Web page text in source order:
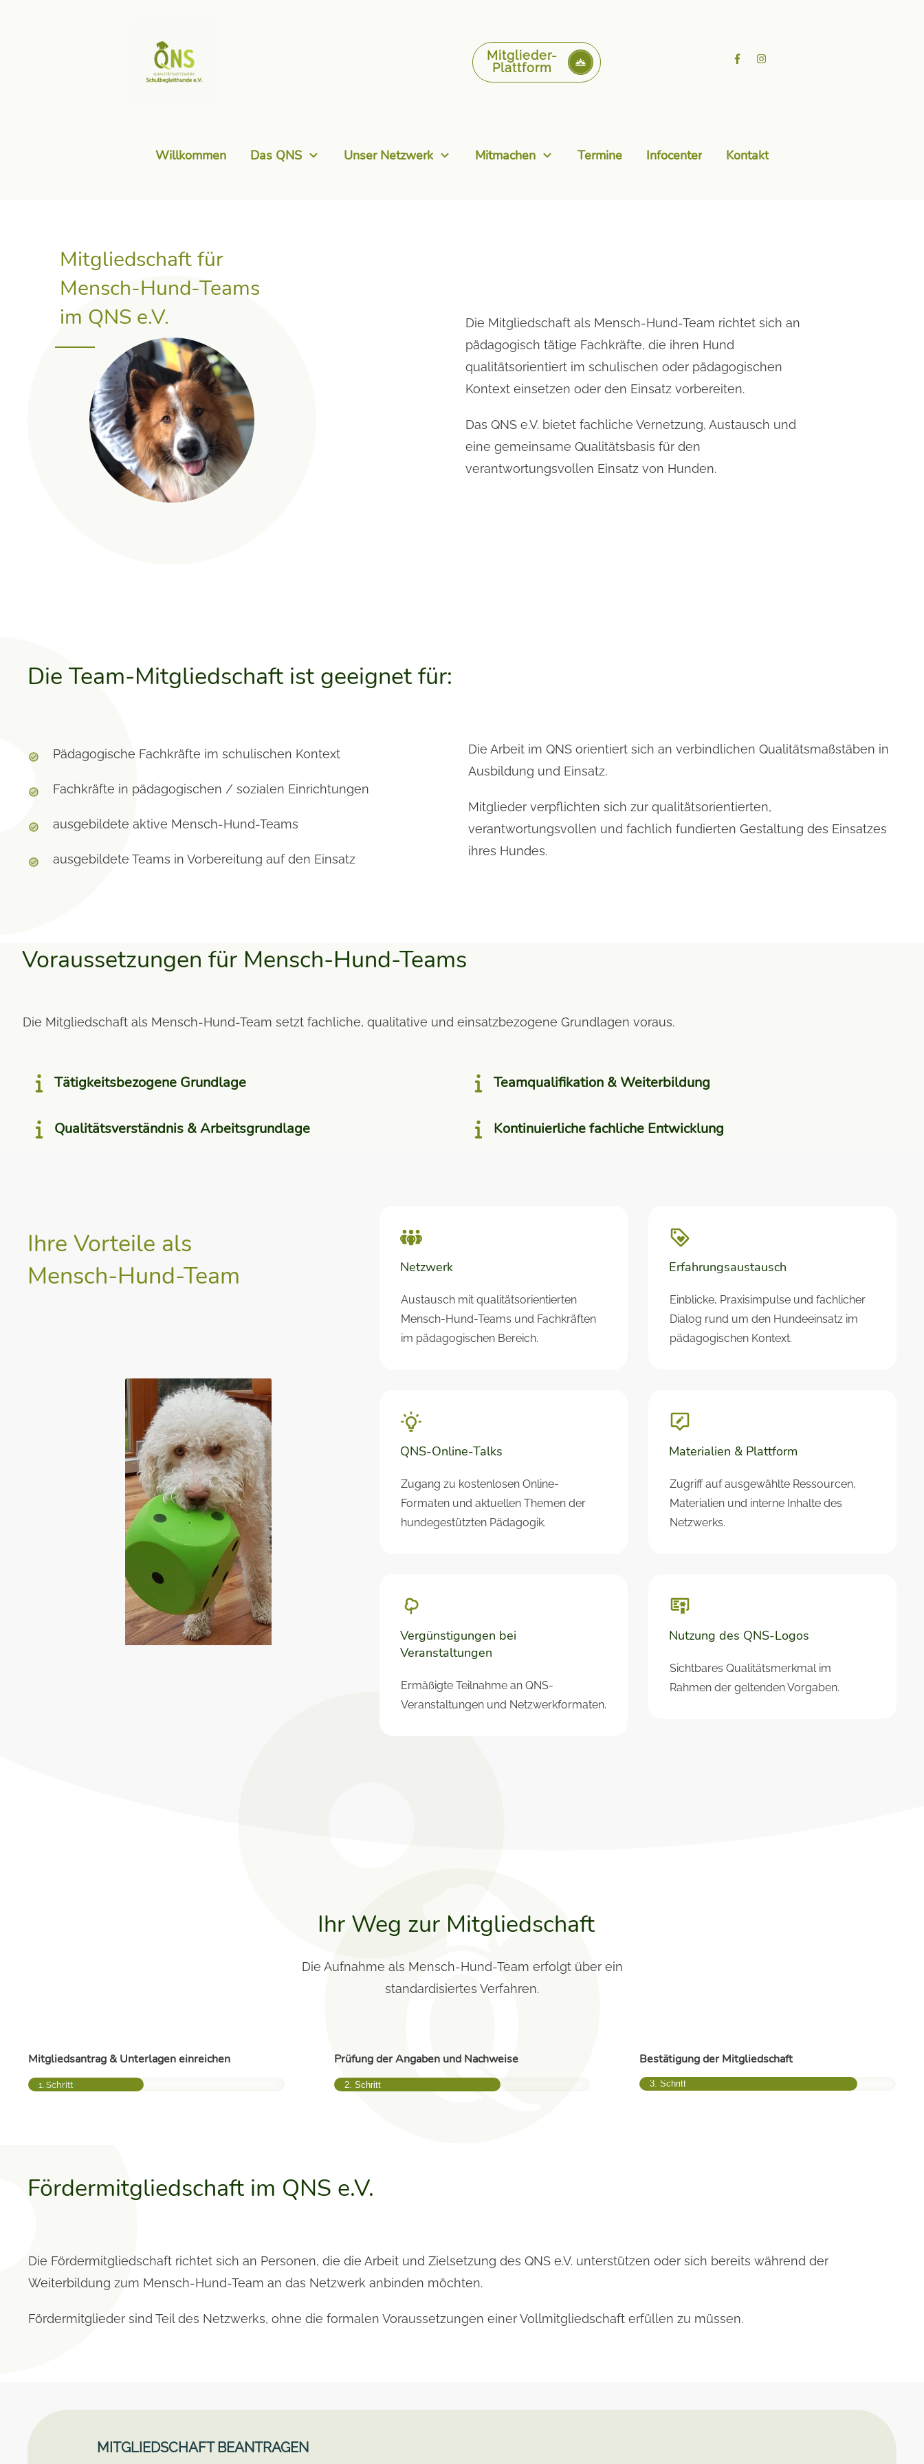
Mitglieder-
Plattform
Willkommen Das QNS Unser Netzwerk Mitmachen Termine Infocenter Kontakt
Mitgliedschaft für
Mensch-Hund-Teams
im QNS e.V.
Die Mitgliedschaft als Mensch-Hund-Team richtet sich an
pädagogisch tätige Fachkräfte, die ihren Hund
qualitätsorientiert im schulischen oder pädagogischen
Kontext einsetzen oder den Einsatz vorbereiten.
Das QNS e.V. bietet fachliche Vernetzung, Austausch und
eine gemeinsame Qualitätsbasis für den
verantwortungsvollen Einsatz von Hunden.
Die Team-Mitgliedschaft ist geeignet für:
Pädagogische Fachkräfte im schulischen Kontext
Fachkräfte in pädagogischen / sozialen Einrichtungen
ausgebildete aktive Mensch-Hund-Teams
ausgebildete Teams in Vorbereitung auf den Einsatz
Die Arbeit im QNS orientiert sich an verbindlichen Qualitätsmaßstäben in
Ausbildung und Einsatz.
Mitglieder verpflichten sich zur qualitätsorientierten,
verantwortungsvollen und fachlich fundierten Gestaltung des Einsatzes
ihres Hundes.
Voraussetzungen für Mensch-Hund-Teams
Die Mitgliedschaft als Mensch-Hund-Team setzt fachliche, qualitative und einsatzbezogene Grundlagen voraus.
Tätigkeitsbezogene Grundlage
Qualitätsverständnis & Arbeitsgrundlage
Teamqualifikation & Weiterbildung
Kontinuierliche fachliche Entwicklung
Ihre Vorteile als
Mensch-Hund-Team
Netzwerk
Austausch mit qualitätsorientierten
Mensch-Hund-Teams und Fachkräften
im pädagogischen Bereich.
Erfahrungsaustausch
Einblicke, Praxisimpulse und fachlicher
Dialog rund um den Hundeeinsatz im
pädagogischen Kontext.
QNS-Online-Talks
Zugang zu kostenlosen Online-
Formaten und aktuellen Themen der
hundegestützten Pädagogik.
Vergünstigungen bei
Veranstaltungen
Ermäßigte Teilnahme an QNS-
Veranstaltungen und Netzwerkformaten.
Materialien & Plattform
Zugriff auf ausgewählte Ressourcen,
Materialien und interne Inhalte des
Netzwerks.
Nutzung des QNS-Logos
Sichtbares Qualitätsmerkmal im
Rahmen der geltenden Vorgaben.
Ihr Weg zur Mitgliedschaft
Die Aufnahme als Mensch-Hund-Team erfolgt über ein
standardisiertes Verfahren.
Mitgliedsantrag & Unterlagen einreichen
1. Schritt
Prüfung der Angaben und Nachweise
2. Schritt
Bestätigung der Mitgliedschaft
3. Schritt
Fördermitgliedschaft im QNS e.V.
Die Fördermitgliedschaft richtet sich an Personen, die die Arbeit und Zielsetzung des QNS e.V. unterstützen oder sich bereits während der
Weiterbildung zum Mensch-Hund-Team an das Netzwerk anbinden möchten.
Fördermitglieder sind Teil des Netzwerks, ohne die formalen Voraussetzungen einer Vollmitgliedschaft erfüllen zu müssen.
MITGLIEDSCHAFT BEANTRAGEN